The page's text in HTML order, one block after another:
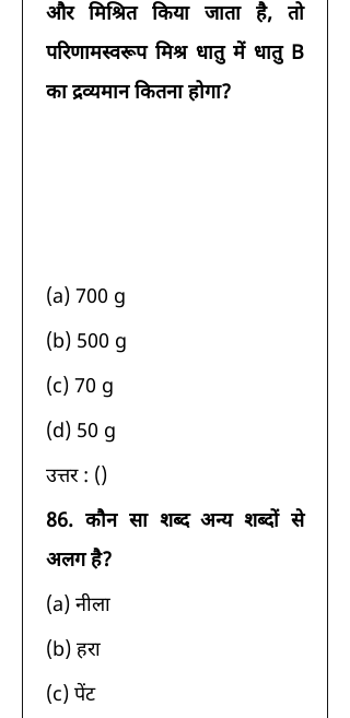
और मिश्रित किया जाता है, तो
परिणामस्वरूप मिश्र धातु में धातु B
का द्रव्यमान कितना होगा?
(a) 700 g
(b) 500 g
(c) 70 g
(d) 50 g
उत्तर : ()
86. कौन सा शब्द अन्य शब्दों से
अलग है?
(a) नीला
(b) हरा
(c) पेंट